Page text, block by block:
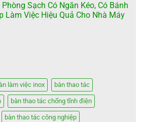
Sạch Có Ngăn Kéo, Có Bánh
Làm Việc Hiệu Quả Cho Nhà Máy
làm việc inox bàn thao tác
bàn thao tác chống tĩnh điện
bàn thao tác công nghiệp